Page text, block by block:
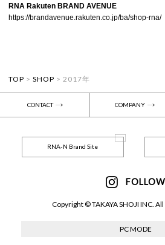
RNA Rakuten BRAND AVENUE
https://brandavenue.rakuten.co.jp/ba/shop-rna/
TOP > SHOP > 2017年
CONTACT COMPANY
RNA-N Brand Site
FOLLOW
Copyright © TAKAYA SHOJI INC.
PC MODE